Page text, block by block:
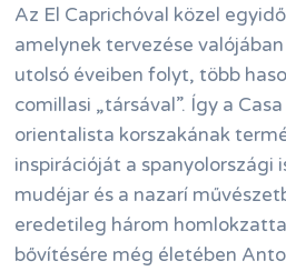
Az El Caprichóval közel
amelynek tervezése
utolsó éveiben folyt, több
comillasi „társával”. Így a
orientalista korszakának
inspirációját a spanyolországi
mudéjar és a nazarí
eredetileg három
bővítésére még életében